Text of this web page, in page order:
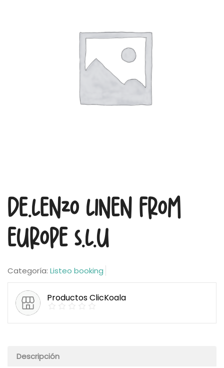
dE.LENZO LINEN FROM
EUROPE S.L.U
Categoría: Listeo booking
Productos ClicKoala
Descripción